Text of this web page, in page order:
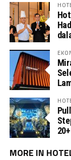
MORE IN